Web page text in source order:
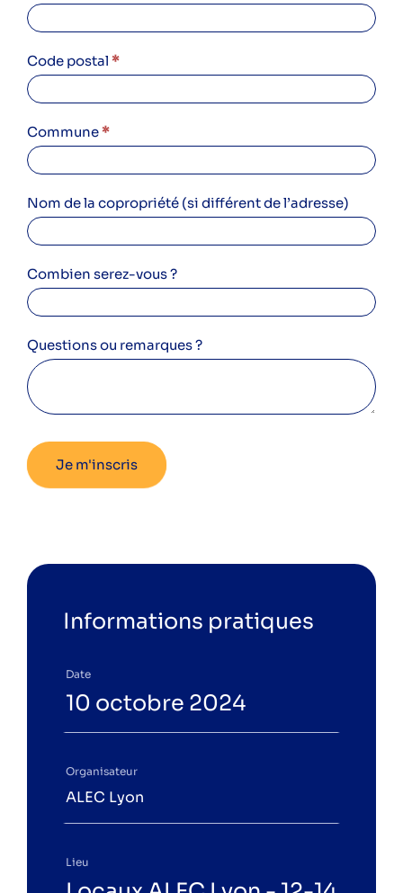
Code postal *
Commune*
Nom de la copropriété (si différent de l’adresse)
Combien serez-vous ?
Questions ou remarques ?
Je m'inscris
Informations pratiques
Date
10 octobre 2024
Organisateur
ALEC Lyon
Lieu